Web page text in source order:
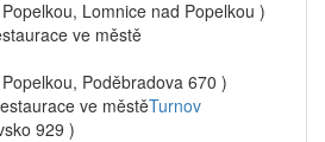
Lomnice nad Popelkou )
ve městě
Poděbradova 670 )
ve městěTurnov
929 )